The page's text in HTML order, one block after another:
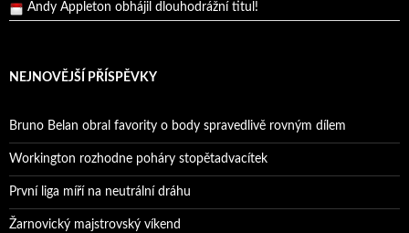
Reprezentační dvojice brala český titul!
NEJNOVĚJŠÍ PŘÍSPĚVKY
Bruno Belan obral favority o body spravedlivě rovným dílem
Workington rozhodne poháry stopětadvacítek
První liga míří na neutrální dráhu
Žarnovický majstrovský víkend